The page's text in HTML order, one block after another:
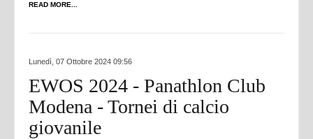
READ MORE...
Lunedì, 07 Ottobre 2024 09:56
EWOS 2024 - Panathlon Club
Modena - Tornei di calcio
giovanile